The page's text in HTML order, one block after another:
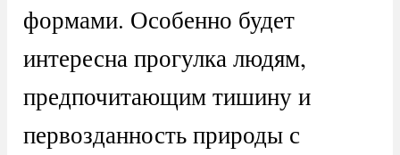
формами. Особенно будет
интересна прогулка людям,
предпочитающим тишину и
первозданность природы с